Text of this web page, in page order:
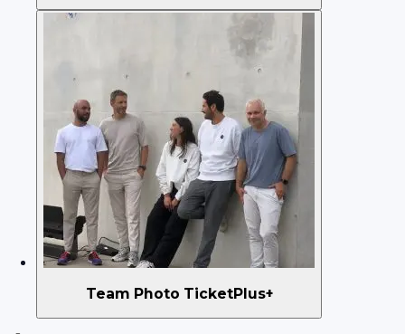
Team Photo TicketPlus+